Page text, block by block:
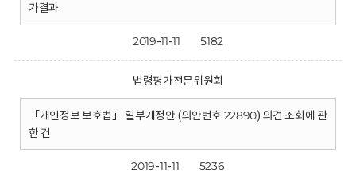
가결과
2019-11-11 5182
법령평가전문위원회
「개인정보 보호법」 일부개정안 (의안번호 22890) 의견 조회에 관
한 건
2019-11-11 5236